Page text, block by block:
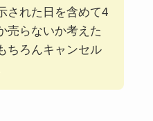
された日を含めて4
売らないか考えた
ちろんキャンセル